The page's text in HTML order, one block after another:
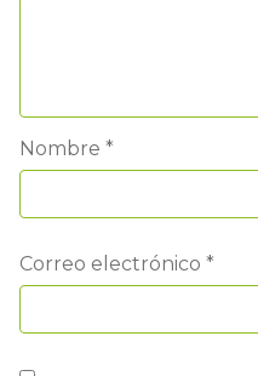
Nombre *
Correo electrónico *